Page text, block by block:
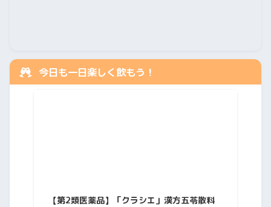
今日も一日楽しく飲もう！
【第2類医薬品】「クラシエ」漢方五苓散料